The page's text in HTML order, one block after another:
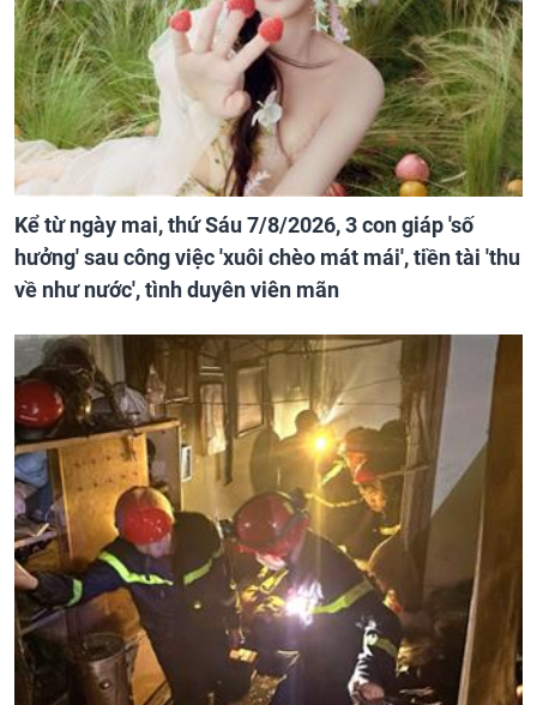
Kể từ ngày mai, thứ Sáu 7/8/2026, 3 con giáp 'số
hưởng' sau công việc 'xuôi chèo mát mái', tiền tài 'thu
về như nước', tình duyên viên mãn